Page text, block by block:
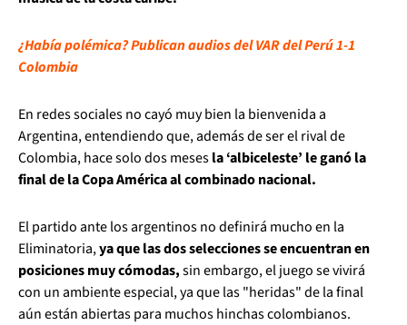
¿Había polémica? Publican audios del VAR del Perú 1-1
Colombia
En redes sociales no cayó muy bien la bienvenida a
Argentina, entendiendo que, además de ser el rival de
Colombia, hace solo dos mesesla ‘albiceleste’ le ganó la
final de la Copa América al combinado nacional.
El partido ante los argentinos no definirá mucho en la
Eliminatoria,ya que las dos selecciones se encuentran en
posiciones muy cómodas,sin embargo, el juego se vivirá
con un ambiente especial, ya que las "heridas" de la final
aún están abiertas para muchos hinchas colombianos.